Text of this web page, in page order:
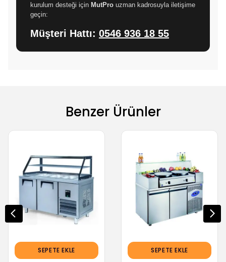
kurulum desteği için MutPro uzman kadrosuyla iletişime
geçin:
Müşteri Hattı: 0546 936 18 55
Benzer Ürünler
SEPETE EKLE SEPETE EKLE